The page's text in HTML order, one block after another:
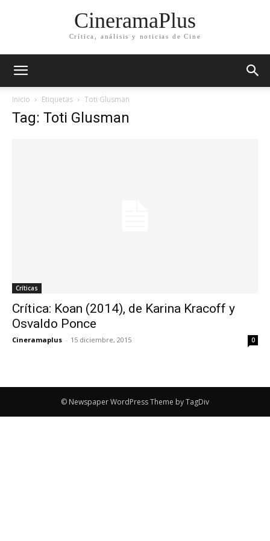
CineramaPlus
Crítica, análisis y noticias de Cine
Inicio Etiquetas Toti Glusman
Tag: Toti Glusman
Críticas
Crítica: Koan (2014), de Karina Kracoff y
Osvaldo Ponce
Cineramaplus - 15 diciembre, 2015 0
© Newspaper WordPress Theme by TagDiv